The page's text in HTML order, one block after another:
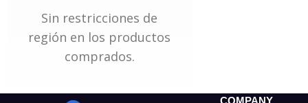
Sin restricciones de
región en los productos
comprados.
COMPANY